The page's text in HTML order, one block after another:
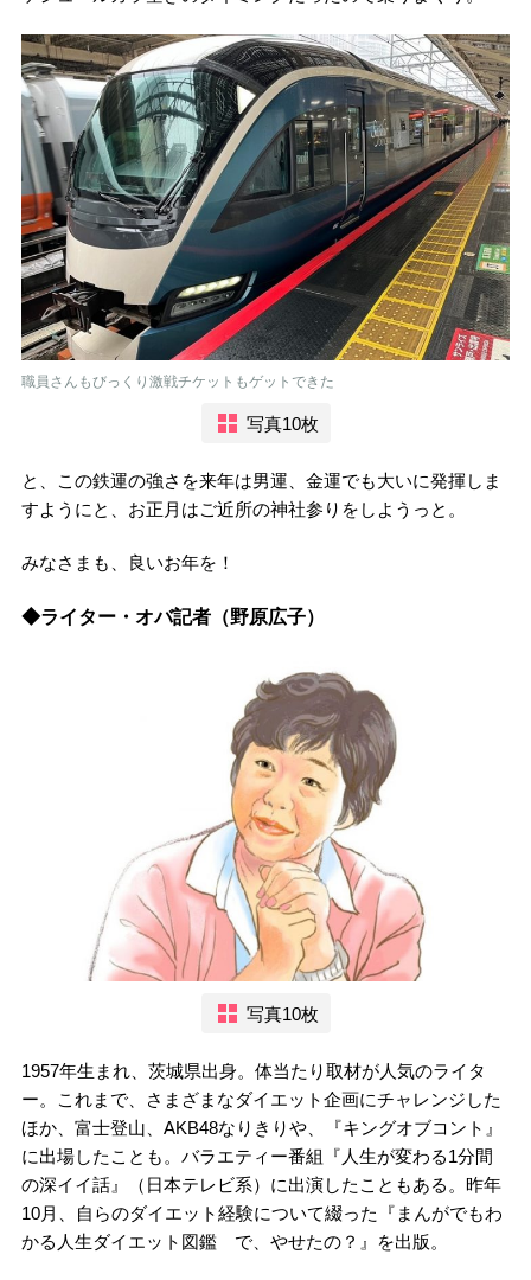
職員さんもびっくり激戦チケットもゲットできた
写真10枚
と、この鉄運の強さを来年は男運、金運でも大いに発揮しま
すようにと、お正月はご近所の神社参りをしようっと。
みなさまも、良いお年を！
◆ライター・オバ記者（野原広子）
写真10枚
1957年生まれ、茨城県出身。体当たり取材が人気のライタ
ー。これまで、さまざまなダイエット企画にチャレンジした
ほか、富士登山、AKB48なりきりや、『キングオブコント』
に出場したことも。バラエティー番組『人生が変わる1分間
の深イイ話』（日本テレビ系）に出演したこともある。昨年
10月、自らのダイエット経験について綴った『まんがでもわ
かる人生ダイエット図鑑 で、やせたの？』を出版。